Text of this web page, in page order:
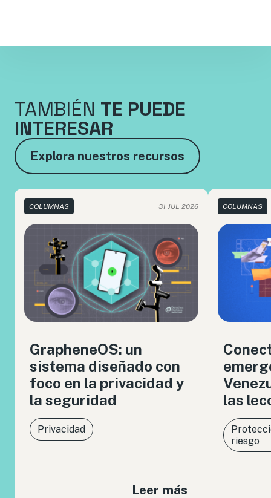
TAMBIÉN TE PUEDE
INTERESAR
Explora nuestros recursos
COLUMNAS 31 JUL 2026
GrapheneOS: un
sistema diseñado con
foco en la privacidad y
la seguridad
Privacidad
Leer más
COLUMNAS
las
riesgo